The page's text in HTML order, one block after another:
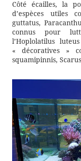
Côté écailles, la
d’espèces utiles
guttatus,
connus pour
l’Hoplolatilus
« décoratives »
squamipinnis,